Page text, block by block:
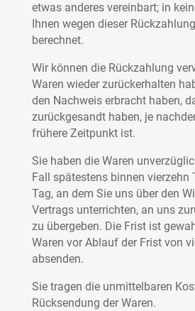
etwas anderes vereinbart; in
Ihnen wegen dieser
berechnet.
Wir können die Rückzahlung
Waren wieder zurückerhalten
den Nachweis erbracht haben,
zurückgesandt haben, je
frühere Zeitpunkt ist.
Sie haben die Waren
Fall spätestens binnen vierzehn
Tag, an dem Sie uns über den
Vertrags unterrichten, an uns
zu übergeben. Die Frist ist
Waren vor Ablauf der Frist von
absenden.
Sie tragen die unmittelbaren
Rücksendung der Waren.